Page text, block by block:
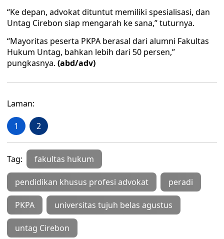
“Ke depan, advokat dituntut memiliki spesialisasi, dan
Untag Cirebon siap mengarah ke sana,” tuturnya.
“Mayoritas peserta PKPA berasal dari alumni Fakultas
Hukum Untag, bahkan lebih dari 50 persen,”
pungkasnya. (abd/adv)
Laman:
1 2
Tag: fakultas hukum
pendidikan khusus profesi advokat peradi
PKPA universitas tujuh belas agustus
untag Cirebon